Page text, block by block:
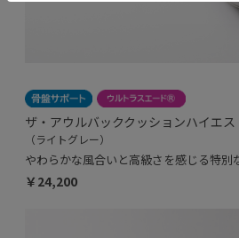
ザ・アウルバッククッションハイエス
（ライトグレー）
やわらかな風合いと高級さを感じる特別
￥24,200